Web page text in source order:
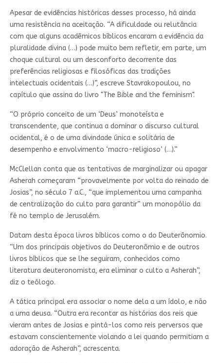
Apesar de evidências históricas desses processo, há ainda
uma resistência na aceitação. “A dificuldade ou relutância
com que alguns acadêmicos bíblicos encaram a evidência da
pluralidade divina (…) pode muito bem refletir, em parte, um
choque cultural ou um desconforto decorrente das
preferências religiosas e filosóficas das tradições
intelectuais ocidentais (…)”, escreve Stavrakopoulou, no
capítulo que assina do livro "The Bible and the feminism".
“O próprio conceito de um ‘Deus’ monoteísta e
transcendente, que continua a dominar o discurso cultural
ocidental, é o de uma divindade única e solitária de
desempenho e envolvimento ‘macro-religioso’ (…).”
McClellan conta que as tentativas de marginalizar ou apagar
Asherah começaram “provavelmente por volta do reinado de
Josias”, no século 7 a.C., “que implementou uma campanha
de centralização do culto para garantir” um monopólio da
fé no templo de Jerusalém.
Datam desta época livros bíblicos como o do Deuterônomio.
“Um dos principais objetivos do Deuteronômio e de outros
livros bíblicos que se lhe seguiram, conhecidos como
literatura deuteronomista, era eliminar o culto a Asherah”,
diz o teólogo.
A tática principal era associar o nome dela a um ídolo, e não
a uma deusa. “Outra era recontar as histórias dos reis que
vieram antes de Josias e pintá-los como reis perversos que
estavam conscientemente violando a lei quando permitiam a
adoração de Asherah”, acrescenta.